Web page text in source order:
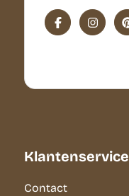
Klantenservice
Contact